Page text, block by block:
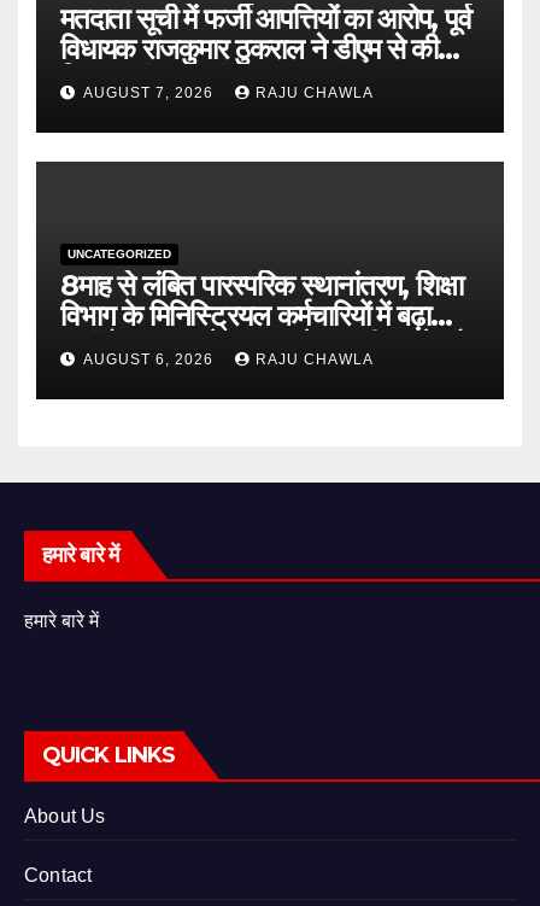
मतदाता सूची में फर्जी आपत्तियों का आरोप, पूर्व
विधायक राजकुमार ठुकराल ने डीएम से की
निष्पक्ष जांच की मांग
AUGUST 7, 2026 RAJU CHAWLA
UNCATEGORIZED
8माह से लंबित पारस्परिक स्थानांतरण, शिक्षा
विभाग के मिनिस्ट्रियल कर्मचारियों में बढ़ा
असंतोष शासन से जल्द आदेश जारी करने और
विलंब का कारण बताने की मांग
AUGUST 6, 2026 RAJU CHAWLA
हमारे बारे में
हमारे बारे में
QUICK LINKS
About Us
Contact